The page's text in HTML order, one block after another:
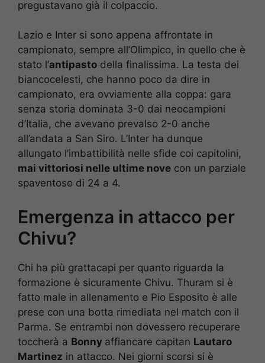
pregustavano già il colpaccio.
Lazio e Inter si sono appena affrontate in
campionato, sempre all’Olimpico, in quello che è
stato l’antipasto della finalissima. La testa dei
biancocelesti, che hanno poco da dire in
campionato, era ovviamente alla coppa: gara
senza storia dominata 3-0 dai neocampioni
d’Italia, che avevano prevalso 2-0 anche
all’andata a San Siro. L’Inter ha dunque
allungato l’imbattibilità nelle sfide coi capitolini,
mai vittoriosi nelle ultime nove con un parziale
spaventoso di 24 a 4.
Emergenza in attacco per
Chivu?
Chi ha più grattacapi per quanto riguarda la
formazione è sicuramente Chivu. Thuram si è
fatto male in allenamento e Pio Esposito è alle
prese con una botta rimediata nel match con il
Parma. Se entrambi non dovessero recuperare
toccherà a Bonny affiancare capitan Lautaro
Martinez in attacco. Nei giorni scorsi si è